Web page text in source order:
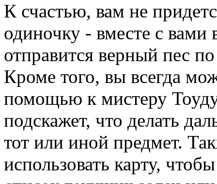
К счастью, вам не
одиночку - вместе с вами
отправится верный пес
Кроме того, вы всегда
помощью к мистеру
подскажет, что делать
тот или иной предмет.
использовать карту,